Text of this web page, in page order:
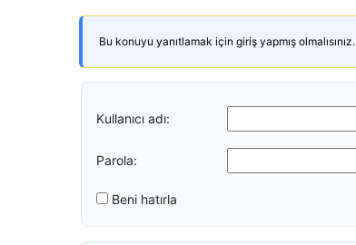
Bu konuyu yanıtlamak için giriş yapmış olmalısınız.
Kullanıcı adı:
Parola:
Beni hatırla